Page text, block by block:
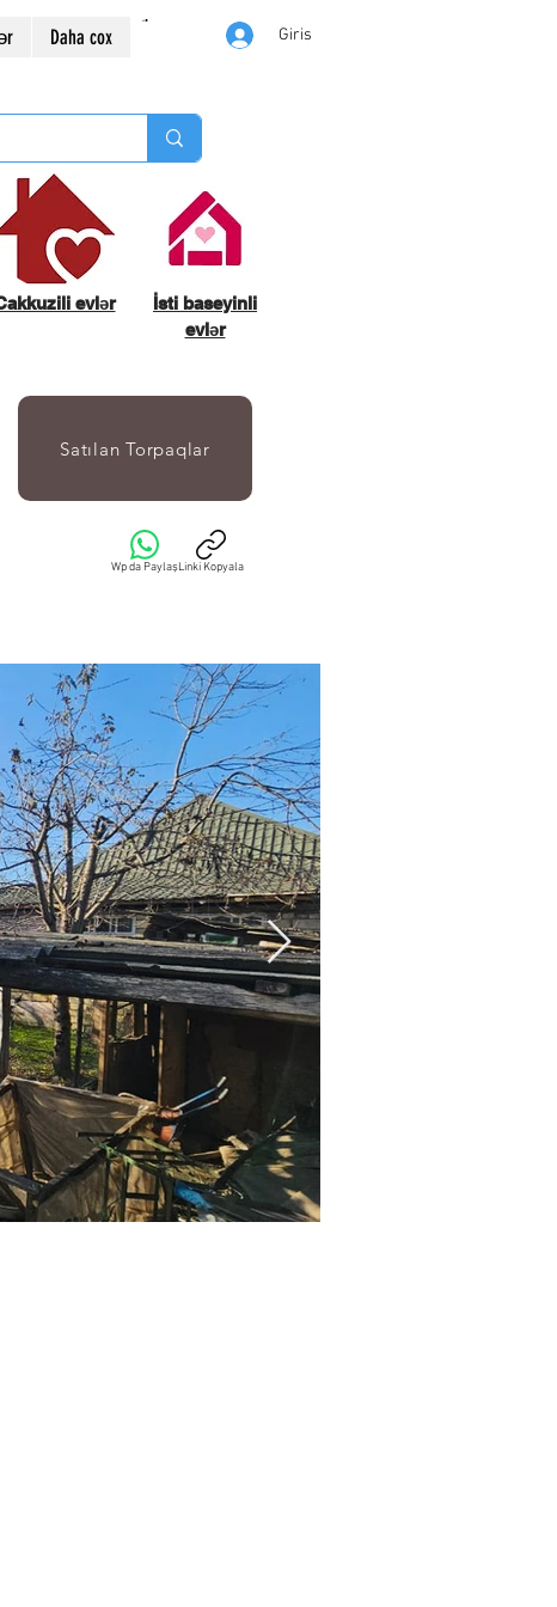
Daha cox Giris
evlər
İsti baseyinli
evlər
Satılan Torpaqlar
Wp da PaylaşLinki Kopyala